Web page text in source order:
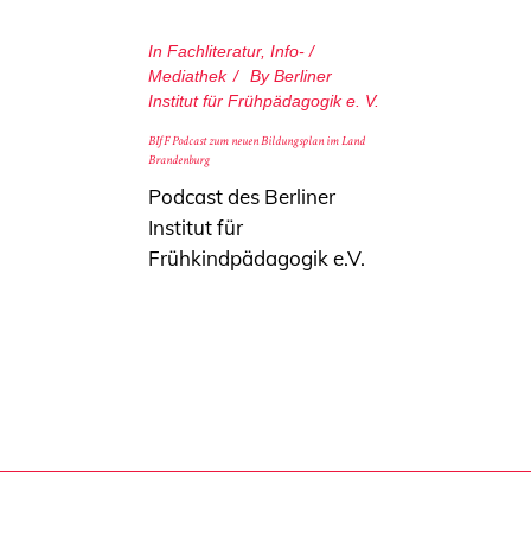
In Fachliteratur, Info- /
Mediathek
By Berliner
Institut für Frühpädagogik e. V.
BIfF Podcast zum neuen Bildungsplan im Land
Brandenburg
Podcast des Berliner
Institut für
Frühkindpädagogik e.V.